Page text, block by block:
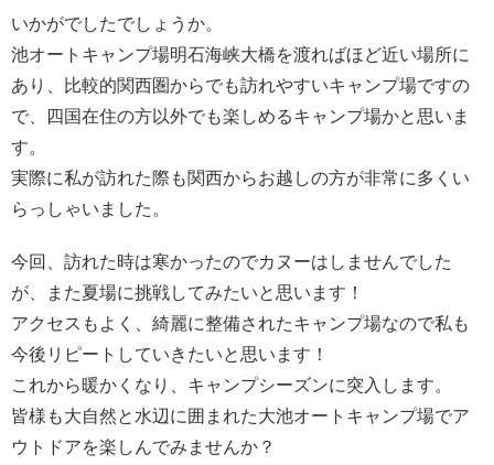
いかがでしたでしょうか。
池オートキャンプ場明石海峡大橋を渡ればほど近い場所に
あり、比較的関西圏からでも訪れやすいキャンプ場ですの
で、四国在住の方以外でも楽しめるキャンプ場かと思いま
す。
実際に私が訪れた際も関西からお越しの方が非常に多くい
らっしゃいました。
今回、訪れた時は寒かったのでカヌーはしませんでした
が、また夏場に挑戦してみたいと思います！
アクセスもよく、綺麗に整備されたキャンプ場なので私も
今後リピートしていきたいと思います！
これから暖かくなり、キャンプシーズンに突入します。
皆様も大自然と水辺に囲まれた大池オートキャンプ場でア
ウトドアを楽しんでみませんか？